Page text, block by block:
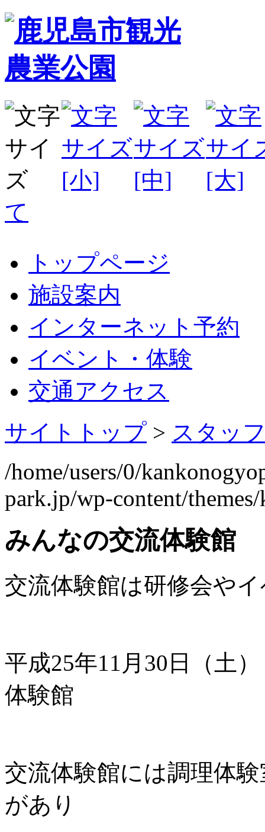
て
トップページ
施設案内
インターネット予約
イベント・体験
交通アクセス
サイトトップ > スタッ
/home/users/0/
park.jp/wp-content/
みんなの交流体験館
交流体験館は研修会や
平成25年11月30日
体験館
交流体験館には調理体
があり